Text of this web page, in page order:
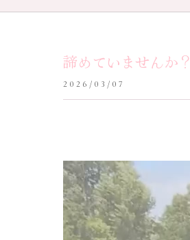
諦めていませんか？
2026/03/07